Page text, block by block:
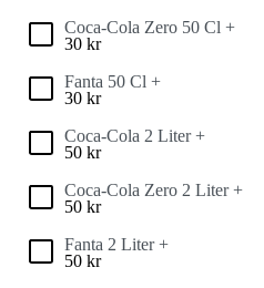
Coca-Cola Zero 50 Cl +
30 kr
Fanta 50 Cl +
30 kr
Coca-Cola 2 Liter +
50 kr
Coca-Cola Zero 2 Liter +
50 kr
Fanta 2 Liter +
50 kr